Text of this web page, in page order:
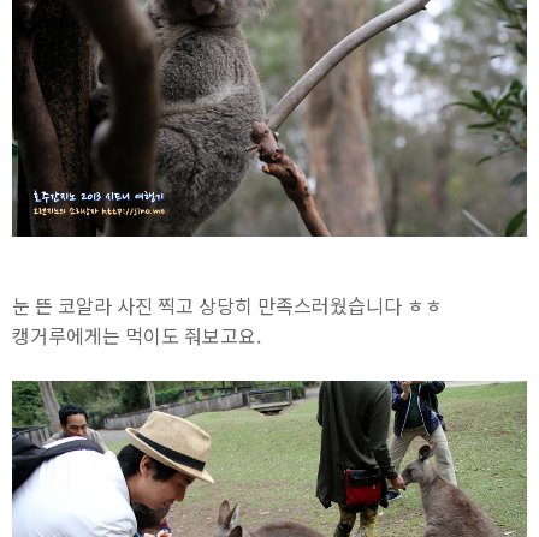
눈 뜬 코알라 사진 찍고 상당히 만족스러웠습니다 ㅎㅎ
캥거루에게는 먹이도 줘보고요.